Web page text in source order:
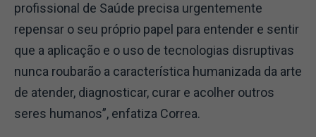
profissional de Saúde precisa urgentemente
repensar o seu próprio papel para entender e sentir
que a aplicação e o uso de tecnologias disruptivas
nunca roubarão a característica humanizada da arte
de atender, diagnosticar, curar e acolher outros
seres humanos”, enfatiza Correa.